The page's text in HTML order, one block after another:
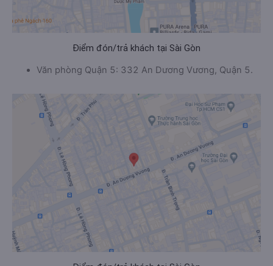
Điểm đón/trả khách tại Sài Gòn
Văn phòng Quận 5: 332 An Dương Vương, Quận 5.